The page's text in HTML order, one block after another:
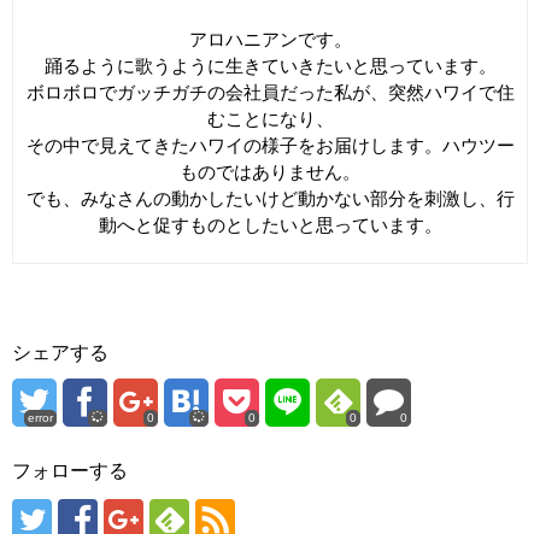
アロハニアンです。
踊るように歌うように生きていきたいと思っています。
ボロボロでガッチガチの会社員だった私が、突然ハワイで住
むことになり、
その中で見えてきたハワイの様子をお届けします。ハウツー
ものではありません。
でも、みなさんの動かしたいけど動かない部分を刺激し、行
動へと促すものとしたいと思っています。
シェアする
error 0 0 0 0
フォローする